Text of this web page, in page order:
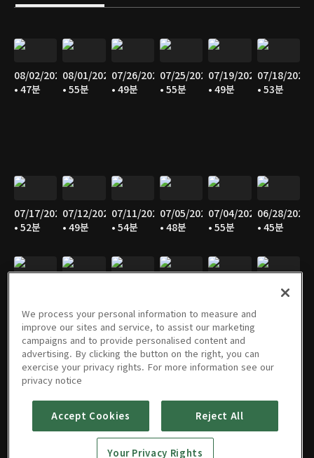
08/02/2026
• 47분
08/01/2026
• 55분
07/26/2026
• 49분
07/25/2026
• 55분
07/19/2026
• 49분
07/18/2026
• 53분
07/17/2026
• 52분
07/12/2026
• 49분
07/11/2026
• 54분
07/05/2026
• 48분
07/04/2026
• 55분
06/28/2026
• 45분
• 53분
• 46분
06/07/2026
06/06/2026
• 55분
05/31/2026
• 46분
05/30/202605/25/202605/24/202605/23/2026
05/16/202605/10/202605/09/2026
We process your personal information to measure and
improve our sites and service, to assist our marketing
campaigns and to provide personalised content and
advertising. By clicking the button on the right, you can
exercise your privacy rights. For more information see our
privacy notice
Accept Cookies Reject All
Your Privacy Rights